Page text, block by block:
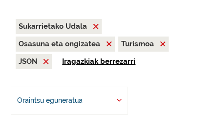
Sukarrietako Udala
Osasuna eta ongizatea
Turismoa
JSON
Iragazkiak berrezarri
Oraintsu eguneratua